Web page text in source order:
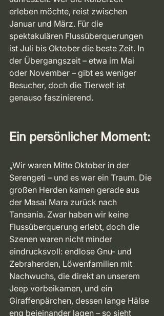
erleben möchte, reist zwischen
Januar und März. Für die
spektakulären Flussüberquerungen
ist Juli bis Oktober die beste Zeit. In
der Übergangszeit – etwa im Mai
oder November – gibt es weniger
Besucher, doch die Tierwelt ist
genauso faszinierend.
Ein persönlicher Moment:
„Wir waren Mitte Oktober in der
Serengeti – und es war ein Traum. Die
großen Herden kamen gerade aus
der Masai Mara zurück nach
Tansania. Zwar haben wir keine
Flussüberquerung erlebt, doch die
Szenen waren nicht minder
eindrucksvoll: endlose Gnu- und
Zebraherden, Löwenfamilien mit
Nachwuchs, die direkt an unserem
Jeep vorbeikamen, und ein
Giraffenpärchen, dessen lange Hälse
eng beieinander lagen – so sieht